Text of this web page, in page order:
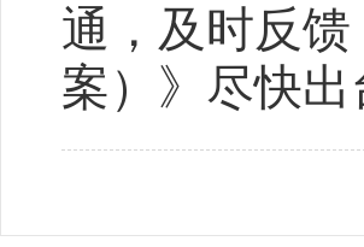
通，及时反
案）》尽快出